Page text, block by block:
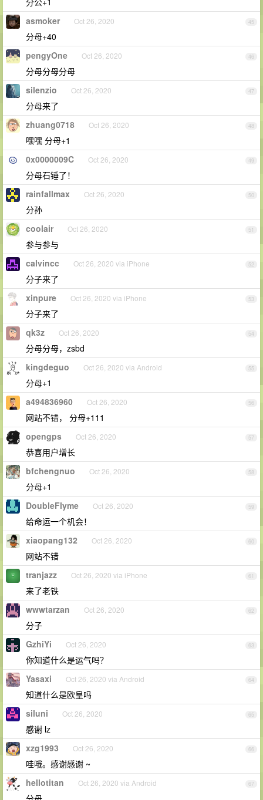
45
asmoker Oct 26, 2020
分母+40
46
pengyOne Oct 26, 2020
分母分母分母
47
silenzio Oct 26, 2020
分母来了
48
zhuang0718 Oct 26, 2020
嘿嘿 分母+1
49
0x0000009C Oct 26, 2020
分母石锤了！
50
rainfallmax Oct 26, 2020
分孙
51
coolair Oct 26, 2020
参与参与
52
calvincc Oct 26, 2020 via iPhone
分子来了
53
xinpure Oct 26, 2020 via iPhone
分子来了
54
qk3z Oct 26, 2020
分母分母，zsbd
55
kingdeguo Oct 26, 2020 via Android
分母+1
56
a494836960 Oct 26, 2020
网站不错， 分母+111
57
opengps Oct 26, 2020
恭喜用户增长
58
bfchengnuo Oct 26, 2020
分母+1
59
DoubleFlyme Oct 26, 2020
给命运一个机会！
60
xiaopang132 Oct 26, 2020
网站不错
61
tranjazz Oct 26, 2020 via iPhone
来了老铁
62
wwwtarzan Oct 26, 2020
分子
63
GzhiYi Oct 26, 2020
你知道什么是运气吗？
64
Yasaxi Oct 26, 2020 via Android
知道什么是欧皇吗
65
siluni Oct 26, 2020
感谢 lz
66
xzg1993 Oct 26, 2020
哇哦。感谢感谢 ~
67
hellotitan Oct 26, 2020 via Android